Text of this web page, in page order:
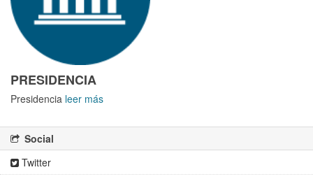
PRESIDENCIA
Presidencia leer más
Social
Twitter